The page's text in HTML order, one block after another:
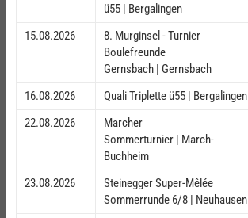
ü55 | Bergalingen
15.08.2026
8. Murginsel - Turnier
Boulefreunde
Gernsbach | Gernsbach
16.08.2026
Quali Triplette ü55 | Bergalingen
22.08.2026
Marcher
Sommerturnier | March-
Buchheim
23.08.2026
Steinegger Super-Mêlée
Sommerrunde 6/8 | Neuhausen